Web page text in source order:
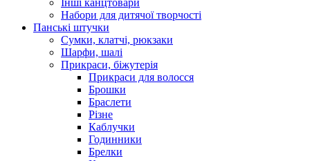
Набори для дитячої творчості
Панські штучки
Сумки, клатчі, рюкзаки
Шарфи, шалі
Прикраси, біжутерія
Прикраси для волосся
Брошки
Браслети
Різне
Каблучки
Годинники
Брелки